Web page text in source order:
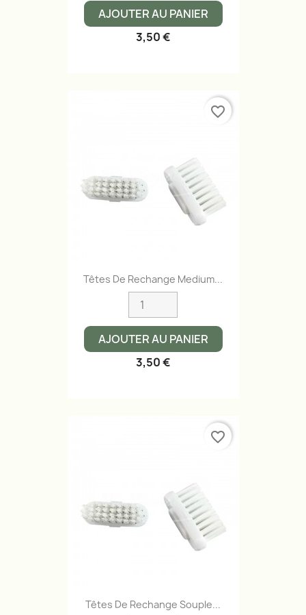
AJOUTER AU PANIER
3,50 €
Têtes De Rechange Medium...
AJOUTER AU PANIER
3,50 €
favorite_border
Têtes De Rechange Souple...
favorite_border